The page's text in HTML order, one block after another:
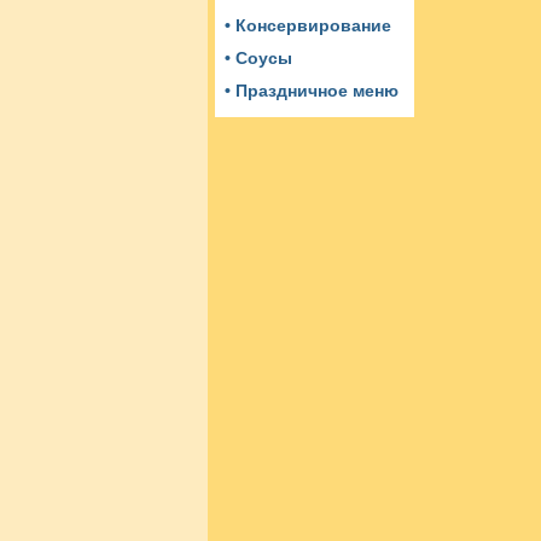
• Консервирование
• Соусы
• Праздничное меню